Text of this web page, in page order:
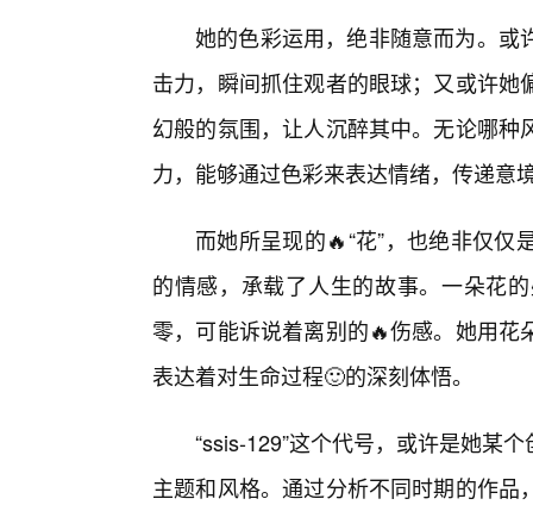
她的色彩运用，绝非随意而为。或
击力，瞬间抓住观者的眼球；又或许
幻般的氛围，让人沉醉其中。无论哪
力，能够通过色彩来表达情绪，传递意
而她所呈现的🔥“花”，也绝非仅
的情感，承载了人生的故事。一朵花
零，可能诉说着离别的🔥伤感。她用
表达着对生命过程🙂的深刻体悟。
“ssis-129”这个代号，或许是她某
主题和风格。通过分析不同时期的作